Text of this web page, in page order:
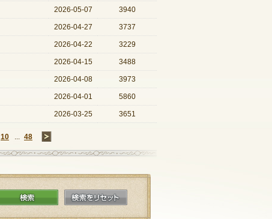
2026-05-07 3940
2026-04-27 3737
2026-04-22 3229
2026-04-15 3488
2026-04-08 3973
2026-04-01 5860
2026-03-25 3651
10 ... 48
検索 検索をリセット